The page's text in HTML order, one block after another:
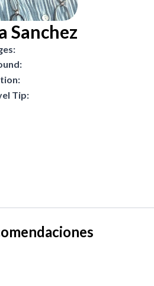
Sanchez
Tip: